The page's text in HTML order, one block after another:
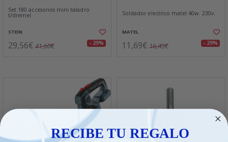
Set 180 accesorios mini taladro
t/dremel
STEIN
29,56€ 41,60€ - 29%
Soldador electrico matel 40w. 230v.
MATEL
11,69€ 16,45€ - 29%
RECIBE TU REGALO